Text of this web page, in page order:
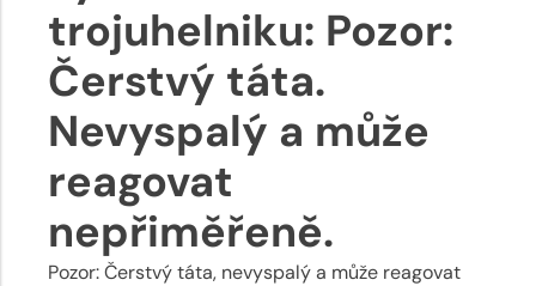
trojuhelniku: Pozor:
Čerstvý táta.
Nevyspalý a může
reagovat
nepřiměřeně.
Pozor: Čerstvý táta, nevyspalý a může reagovat